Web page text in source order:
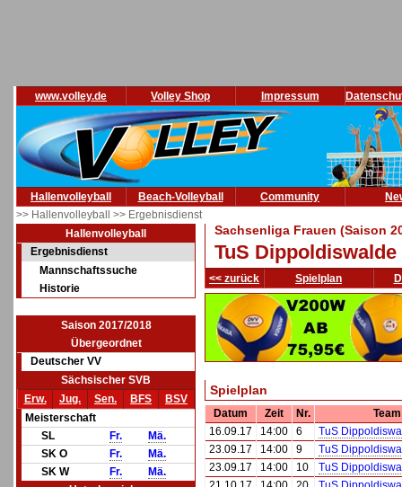
www.volley.de Volley Shop Impressum
Hallenvolleyball Beach-Volleyball Community
>> Hallenvolleyball >> Ergebnisdienst
Hallenvolleyball
Ergebnisdienst
Mannschaftssuche
Historie
Saison 2017/2018
Übergeordnet
Deutscher VV
Sächsischer SVB
Erw.
Jug. Sen. BFS
BSV
Meisterschaft
SL
Fr.
Mä.
SK O
Fr.
Mä.
SK W
Fr.
Mä.
Sachsenliga Frauen (Saison
TuS Dippoldiswalde
<< zurück Spielplan
Spielplan
Datum Zeit Nr.
16.09.17
14:00 6
TuS
23.09.17
14:00 9
TuS
23.09.17
14:00 10
TuS